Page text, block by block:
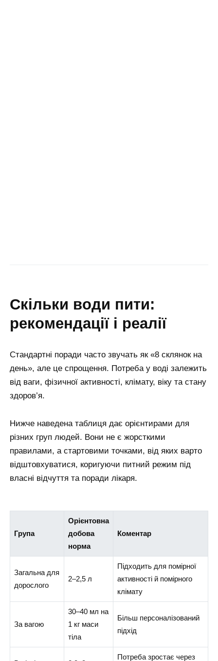
скільки води пити:
рекомендації і реалії
Стандартні поради часто звучать як «8 склянок на
день», але це спрощення. Потреба у воді залежить
від ваги, фізичної активності, клімату, віку та стану
здоров’я.
Нижче наведена таблиця дає орієнтирами для
різних груп людей. Вони не є жорсткими
правилами, а стартовими точками, від яких варто
відштовхуватися, коригуючи питний режим під
власні відчуття та поради лікаря.
Група
Орієнтовна
добова
норма
Коментар
Загальна для
дорослого
2–2,5 л
Підходить для помірної
активності й помірного
клімату
За вагою
30–40 мл на
1 кг маси
тіла
Більш персоналізований
підхід
Потреба зростає через